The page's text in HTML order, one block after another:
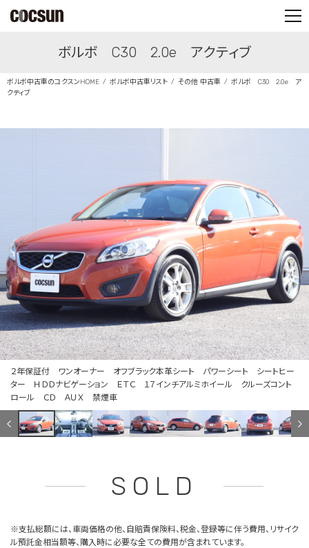
CONTACT
ボルボ C30 2.0e アクティブ
ボルボ中古車のコクスンHOME ボルボ中古車リスト その他 中古車
ボルボ C30 2.0e ア
クティブ
２年保証付 ワンオーナー オフブラック本革シート パワーシート シートヒー
ター ＨＤＤナビゲーション ＥＴＣ １７インチアルミホイール クルーズコント
ロール ＣＤ ＡＵＸ 禁煙車
SOLD
※支払総額には、車両価格の他、自賠責保険料、税金、登録等に伴う費用、リサイク
ル預託金相当額等、購入時に必要な全ての費用が含まれています。